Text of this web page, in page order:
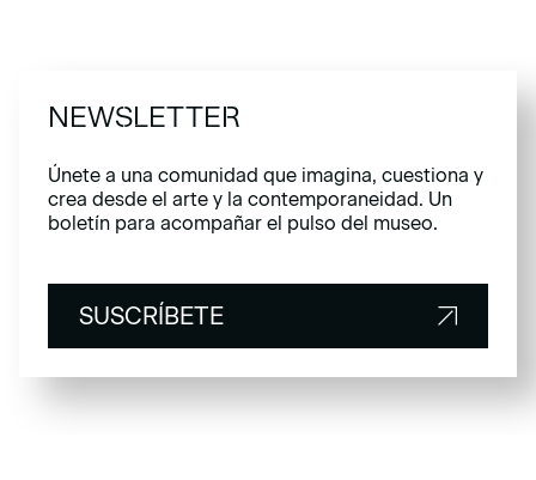
NEWSLETTER
Únete a una comunidad que imagina, cuestiona y
crea desde el arte y la contemporaneidad. Un
boletín para acompañar el pulso del museo.
SUSCRÍBETE
SUSCRÍBETE